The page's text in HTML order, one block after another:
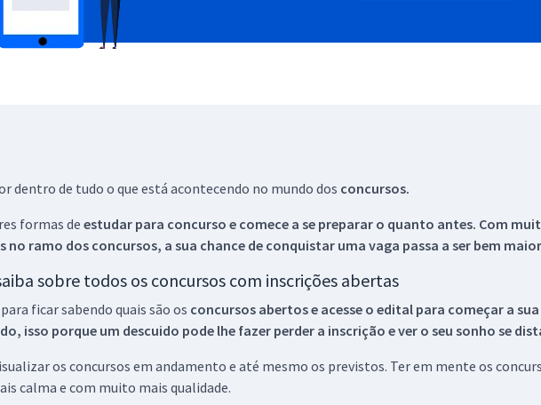
dentro de tudo o que está acontecendo no mundo dos concursos.
formas deestudar para concurso e comece a se preparar o quanto antes. Com
no ramo dos concursos, a sua chance de conquistar uma vaga passa a ser bem
sobre todos os concursos com inscrições abertas
ficar sabendo quais são os concursos abertos e acesse o edital para começar a
isso porque um descuido pode lhe fazer perder a inscrição e ver o seu sonho se
os concursos em andamento e até mesmo os previstos. Ter em mente os
calma e com muito mais qualidade.